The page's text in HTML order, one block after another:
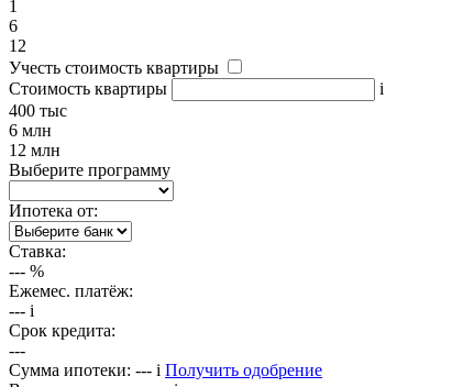
1
6
12
Учесть стоимость квартиры
Стоимость квартиры
i
400 тыс
6 млн
12 млн
Выберите программу
Ипотека от:
Ставка:
--- %
Ежемес. платёж:
--- i
Срок кредита:
---
Сумма ипотеки: --- i Получить одобрение